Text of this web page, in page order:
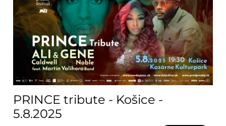
PRINCE tribute - Košice -
5.8.2025